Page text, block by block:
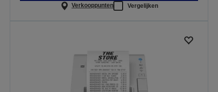
Verkooppunten Vergelijken